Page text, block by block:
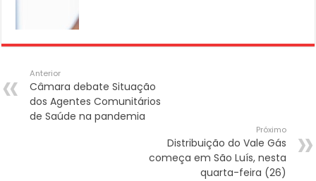
Anterior
Câmara debate Situação
dos Agentes Comunitários
de Saúde na pandemia
Próximo
Distribuição do Vale Gás
começa em São Luís, nesta
quarta-feira (26)